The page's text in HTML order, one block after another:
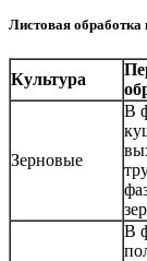
Листовая обработка
Культура
Зерновые
В
В